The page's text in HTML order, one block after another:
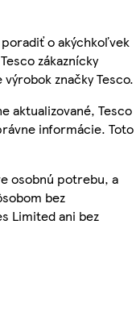
o akýchkoľvek
zákaznícky
značky Tesco.
aktualizované, Tesco
informácie. Toto
osobnú potrebu, a
bez
Limited ani bez